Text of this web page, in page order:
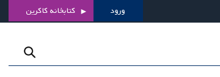
ورود کتابخانه کاکرین